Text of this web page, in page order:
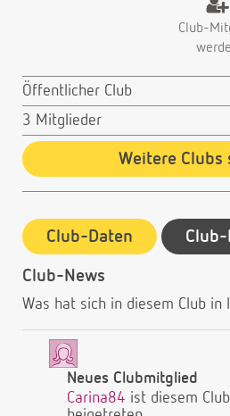
Club-
Öffentlicher Club
3 Mitglieder
Weitere Clubs
Club-Daten Club-
Club-News
Was hat sich in diesem Club
Neues Clubmitglied
Carina84 ist diesem Club